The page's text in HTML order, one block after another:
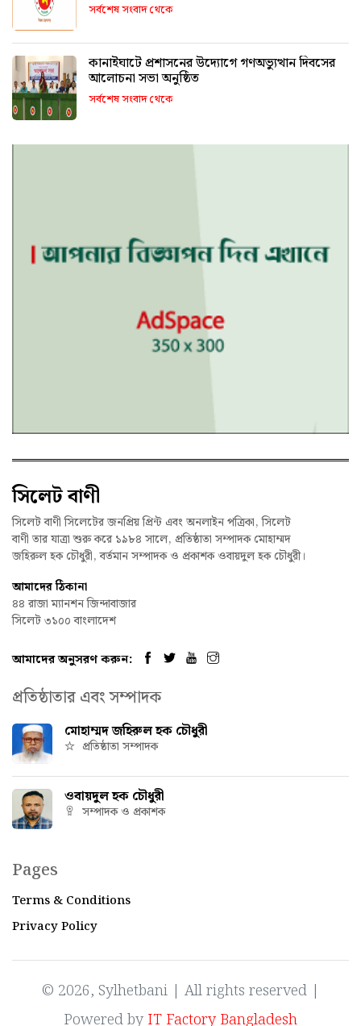
সর্বশেষ সংবাদ থেকে
কানাইঘাটে প্রশাসনের উদ্যোগে গণঅভ্যুত্থান দিবসের
আলোচনা সভা অনুষ্ঠিত
সর্বশেষ সংবাদ থেকে
সিলেট বাণী
সিলেট বাণী সিলেটের জনপ্রিয় প্রিন্ট এবং অনলাইন পত্রিকা, সিলেট
বাণী তার যাত্রা শুরু করে ১৯৮৪ সালে, প্রতিষ্ঠাতা সম্পাদক মোহাম্মদ
জহিরুল হক চৌধুরী, বর্তমান সম্পাদক ও প্রকাশক ওবায়দুল হক চৌধুরী।
আমাদের ঠিকানা
৪৪ রাজা ম্যানশন জিন্দাবাজার
সিলেট ৩১০০ বাংলাদেশ
আমাদের অনুসরণ করুন:
প্রতিষ্ঠাতার এবং সম্পাদক
মোহাম্মদ জহিরুল হক চৌধুরী
প্রতিষ্ঠাতা সম্পাদক
ওবায়দুল হক চৌধুরী
সম্পাদক ও প্রকাশক
Pages
Terms & Conditions
Privacy Policy
© 2026, Sylhetbani | All rights reserved |
Powered by IT Factory Bangladesh